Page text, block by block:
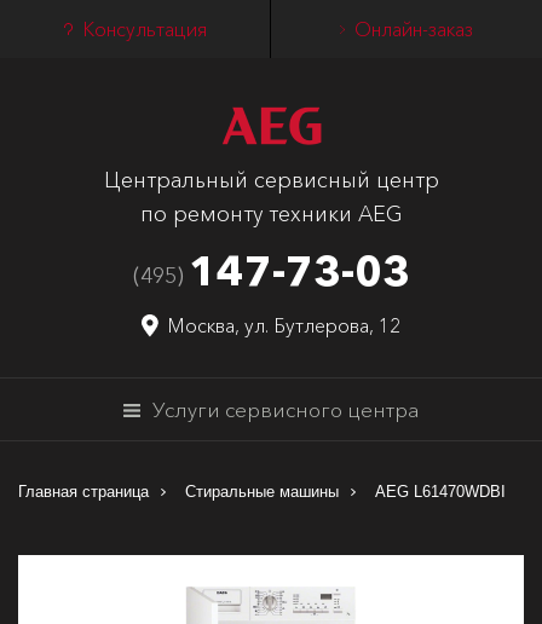
Консультация Онлайн-заказ
Центральный сервисный центр
по ремонту техники AEG
(495) 147-73-03
Москва, ул. Бутлерова, 12
Услуги сервисного центра
Главная страница Стиральные машины AEG L61470WDBI